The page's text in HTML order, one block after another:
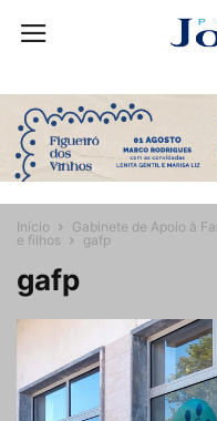
Início
Gabinete de Apoio à
e filhos
gafp
gafp